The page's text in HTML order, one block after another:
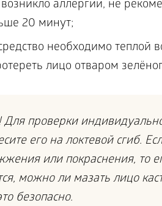
аллергии, не
20 минут;
необходимо теплой
лицо отваром
проверки
его на локтевой сгиб.
или покраснения, то
можно ли мазать лицо
безопасно.